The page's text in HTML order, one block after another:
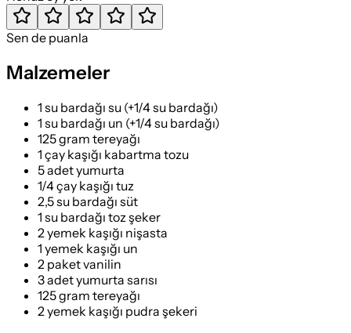
Sen de puanla
Malzemeler
1 su bardağı su (+1/4 su bardağı)
1 su bardağı un (+1/4 su bardağı)
125 gram tereyağı
1 çay kaşığı kabartma tozu
5 adet yumurta
1/4 çay kaşığı tuz
2,5 su bardağı süt
1 su bardağı toz şeker
2 yemek kaşığı nişasta
1 yemek kaşığı un
2 paket vanilin
3 adet yumurta sarısı
125 gram tereyağı
2 yemek kaşığı pudra şekeri